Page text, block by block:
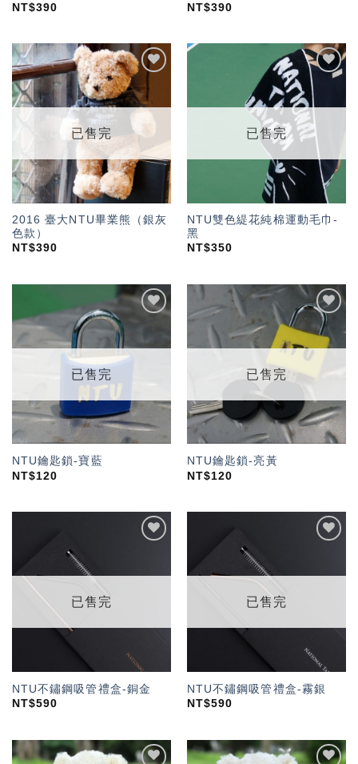
NT$390
NT$390
「願
望輕
已售完
2016 臺大NTU畢業熊（銀灰
色款）
NT$390
望輕
已售完
NTU雙色緹花純棉運動毛巾-
黑
NT$350
望輕
已售完
NTU鑰匙鎖-寶藍
NT$120
加入
「願
望輕
已售完
NTU鑰匙鎖-亮黃
NT$120
望輕
已售完
NTU不鏽鋼吸管禮盒-銅金
NT$590
望輕
已售完
NTU不鏽鋼吸管禮盒-霧銀
NT$590